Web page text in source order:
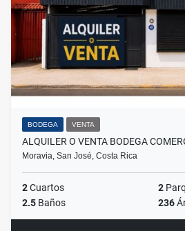
BODEGA VENTA
ALQUILER O VENTA BODEGA
Moravia, San José, Costa Rica
2Cuartos 2
2.5 Baños 236